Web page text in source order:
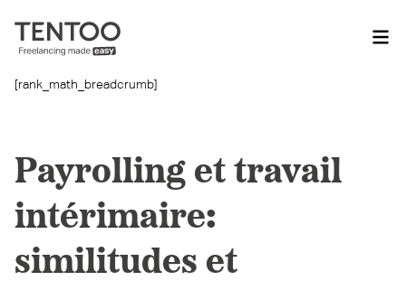
[rank_math_breadcrumb]
Payrolling et travail
intérimaire:
similitudes et